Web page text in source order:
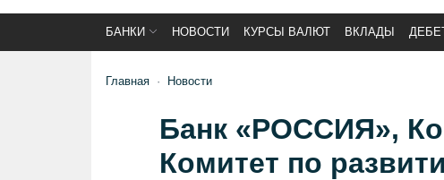
БАНКИ НОВОСТИ КУРСЫ ВАЛЮТ ВКЛАДЫ
Главная Новости
Банк «РОССИЯ»,
Комитет по